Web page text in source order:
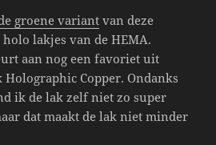
groene variant van deze
lakjes van de HEMA.
aan nog een favoriet uit
Copper. Ondanks
ik de lak zelf niet zo super
dat maakt de lak niet minder